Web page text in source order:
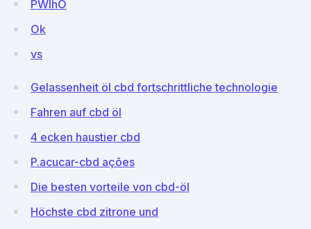
PWIhO
Ok
vs
Gelassenheit öl cbd fortschrittliche technologie
Fahren auf cbd öl
4 ecken haustier cbd
P.acucar-cbd ações
Die besten vorteile von cbd-öl
Höchste cbd zitrone und